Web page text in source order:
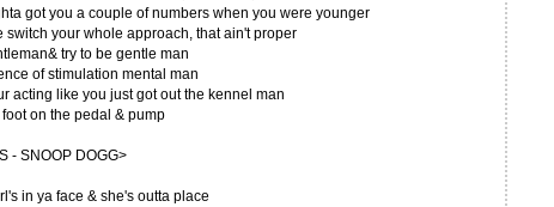
got you a couple of numbers when you were younger
switch your whole approach, that ain't proper
try to be gentle man
of stimulation mental man
acting like you just got out the kennel man
foot on the pedal & pump
- SNOOP DOGG>
in ya face & she's outta place